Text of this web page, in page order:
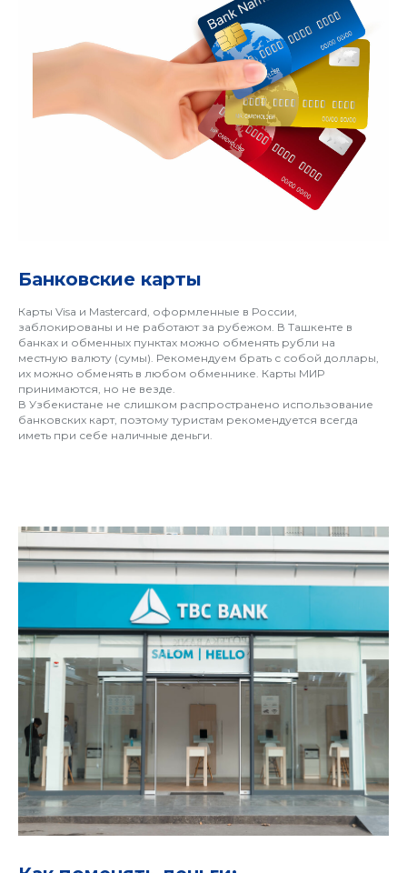
Банковские карты
Карты Visa и Mastercard, оформленные в России,
заблокированы и не работают за рубежом. В Ташкенте в
банках и обменных пунктах можно обменять рубли на
местную валюту (сумы). Рекомендуем брать с собой доллары,
их можно обменять в любом обменнике. Карты МИР
принимаются, но не везде.
В Узбекистане не слишком распространено использование
банковских карт, поэтому туристам рекомендуется всегда
иметь при себе наличные деньги.